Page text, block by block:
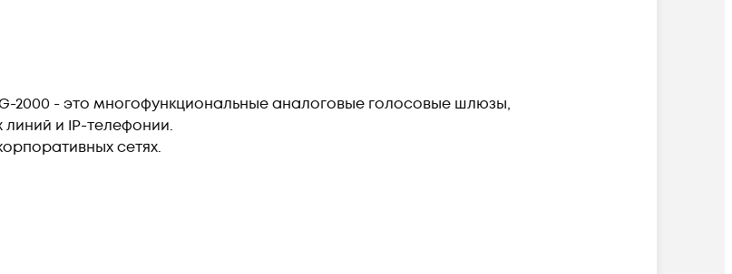
2000 - это многофункциональные аналоговые голосовые шлюзы,
и IP-телефонии.
сетях.